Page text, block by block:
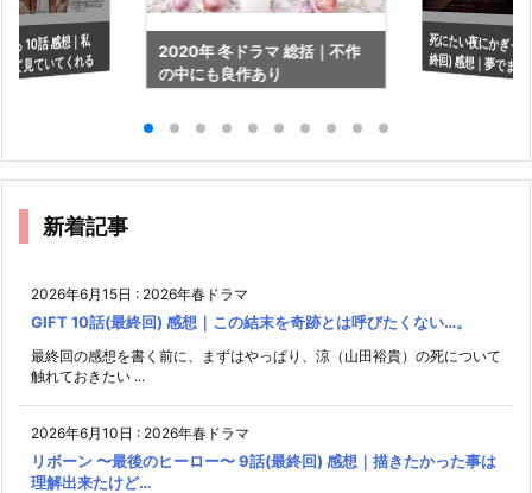
ら 10話 感想｜私
て見ていてくれる
2020年 冬ドラマ 総括｜不作
の中にも良作あり
死にたい夜にかぎっ
終回) 感想｜夢でま
ら
新着記事
2026年6月15日 : 2026年春ドラマ
GIFT 10話(最終回) 感想｜この結末を奇跡とは呼びたくない…。
最終回の感想を書く前に、まずはやっぱり、涼（山田裕貴）の死について
触れておきたい ...
2026年6月10日 : 2026年春ドラマ
リボーン 〜最後のヒーロー〜 9話(最終回) 感想｜描きたかった事は
理解出来たけど…